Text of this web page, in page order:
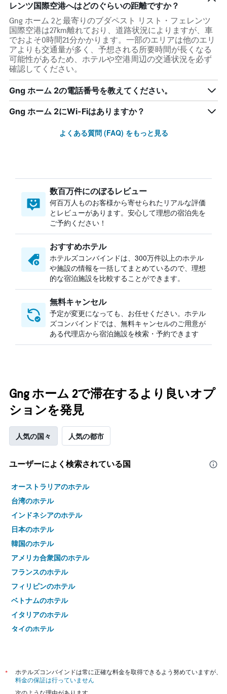
レンツ国際空港へはどのぐらいの距離ですか？
Gng ホーム 2と最寄りのブダペスト リスト・フェレンツ
国際空港は27km離れており、道路状況によりますが、車
でおよそ0時間21分かかります。一部のエリアは他のエリ
アよりも交通量が多く、予想される所要時間が長くなる
可能性があるため、ホテルや空港周辺の交通状況を必ず
確認してください。
Gng ホーム 2の電話番号を教えてください。
Gng ホーム 2にWi-Fiはありますか？
よくある質問 (FAQ) をもっと見る
数百万件にのぼるレビュー
何百万人ものお客様から寄せられたリアルな評価
とレビューがあります。安心して理想の宿泊先を
ご予約ください！
おすすめホテル
ホテルズコンバインドは、300万件以上のホテル
や施設の情報を一括してまとめているので、理想
的な宿泊施設を比較することができます。
無料キャンセル
予定が変更になっても、お任せください。ホテル
ズコンバインドでは、無料キャンセルのご用意が
ある代理店から宿泊施設を検索・予約できます
Gng ホーム 2で滞在するより良いオプ
ションを発見
人気の国々 人気の都市
ユーザーによく検索されている国
オーストラリアのホテル
台湾のホテル
インドネシアのホテル
日本のホテル
韓国のホテル
アメリカ合衆国のホテル
フランスのホテル
フィリピンのホテル
ベトナムのホテル
イタリアのホテル
タイのホテル
*
ホテルズコンバインドは常に正確な料金を取得できるよう努めていますが、
料金の保証は行っていません